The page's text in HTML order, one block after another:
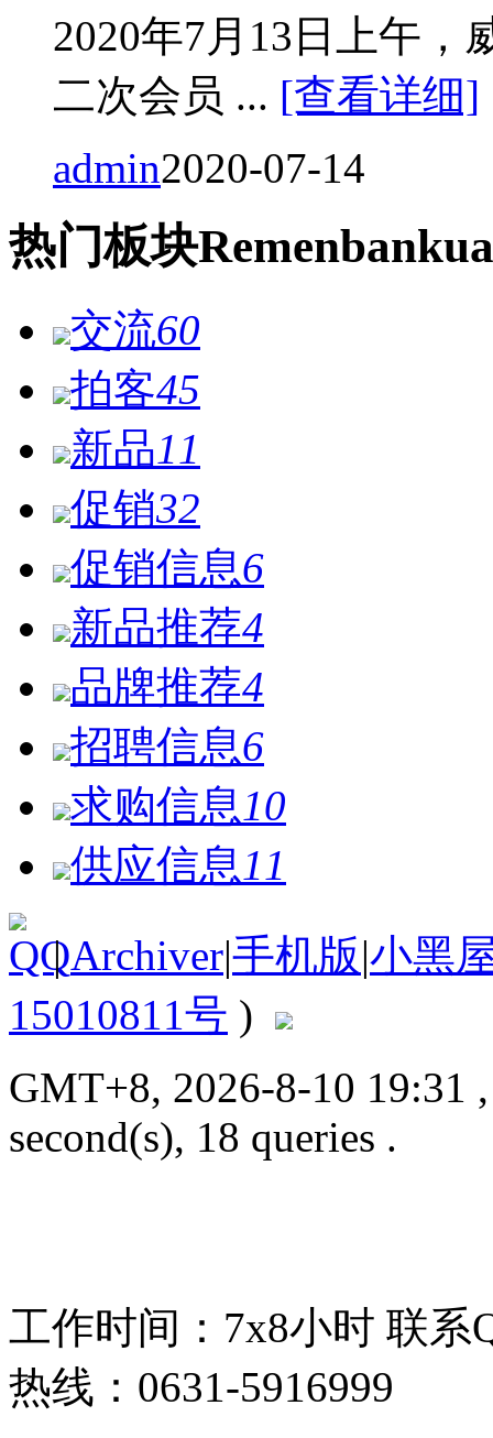
2020年7月13日上午，
二次会员 ... [查看详细]
admin2020-07-14
热门板块Remen
交流60
拍客45
新品11
促销32
促销信息6
新品推荐4
品牌推荐4
招聘信息6
求购信息 10
供应信息 11
| Archiver|手机版|小黑
15010811号 )
GMT+8, 2026-8-10 19:31
second(s), 18 queries .
工作时间：7x8小时 联系
热线：0631-5916999